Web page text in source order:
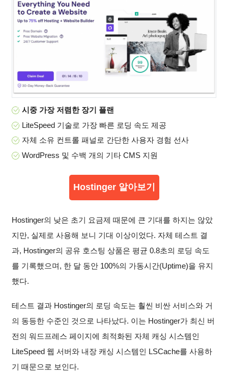
시중 가장 저렴한 장기 플랜
LiteSpeed 기술로 가장 빠른 로딩 속도 제공
자체 소유 컨트롤 패널로 간단한 사용자 경험 선사
WordPress 및 수백 개의 기타 CMS 지원
Hostinger 알아보기
Hostinger의 낮은 초기 요금제 때문에 큰 기대를 하지는 않았
지만, 실제로 사용해 보니 기대 이상이었다. 자체 테스트 결
과, Hostinger의 공유 호스팅 상품은 평균 0.8초의 로딩 속도
를 기록했으며, 한 달 동안 100%의 가동시간(Uptime)을 유지
했다.
테스트 결과 Hostinger의 로딩 속도는 훨씬 비싼 서비스와 거
의 동등한 수준인 것으로 나타났다. 이는 Hostinger가 최신 버
전의 워드프레스 페이지에 최적화된 자체 캐싱 시스템인
LiteSpeed 웹 서버와 내장 캐싱 시스템인 LSCache를 사용하
기 때문으로 보인다.